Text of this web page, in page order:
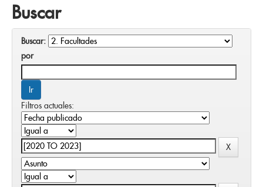
Buscar
Buscar:
por
Filtros actuales: